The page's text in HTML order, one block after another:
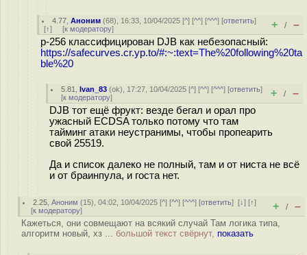
4.77 ,Аноним (68), 16:33, 10/04/2025 [^] [^^] [^^^] [ответить]
[↑] [к модератору] + / –
p-256 классифицирован DJB как небезопасный:
https://safecurves.cr.yp.to/#:~:text=The%20following%20ta
ble%20
5.81 ,Ivan_83 (ok), 17:27, 10/04/2025 [^] [^^] [^^^] [ответить]
[к модератору] + / –
DJB тот ещё фрукт: везде бегал и орал про
ужасный ECDSA только потому что там
тайминг атаки неустранимы, чтобы пропеарить
свой 25519.
Да и список далеко не полный, там и от ниста не всё
и от браинпула, и госта нет.
2.25 ,Аноним (15), 04:02, 10/04/2025 [^] [^^] [^^^] [ответить][↓] [↑]
[к модератору] + / –
Кажеться, они совмещают на всякий случай Там логика типа,
алгоритм новый, хз ... большой текст свёрнут, показать